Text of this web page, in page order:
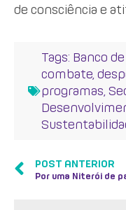
de consciência e
Tags: Banco
combate
programas
POST ANTERIOR